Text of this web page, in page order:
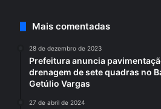
Mais comentadas
28 de dezembro de 2023
Prefeitura anuncia
drenagem de sete quadras no
Getúlio Vargas
27 de abril de 2024